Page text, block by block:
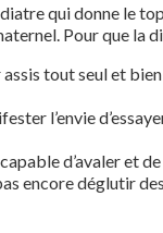
qui donne le
Pour que la
tout seul et
l’envie
d’avaler et
encore déglutir